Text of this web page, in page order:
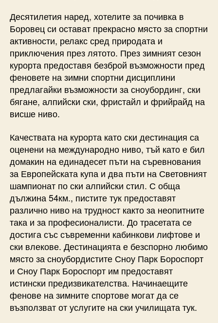
Десятилетия наред, хотелите за почивка в
Боровец си остават прекрасно място за спортни
активности, релакс сред природата и
приключения през лятото. През зимният сезон
курорта предоставя безброй възможности пред
феновете на зимни спортни дисциплини
предлагайки възможности за сноубординг, ски
бягане, алпийски ски, фристайл и фрийрайд на
висше ниво.
Качествата на курорта като ски дестинация са
оценени на международно ниво, тъй като е бил
домакин на единадесет пъти на съревнования
за Европейската купа и два пъти на Световният
шампионат по ски алпийски стил. С обща
дължина 54км., пистите тук предоставят
различно ниво на трудност както за неопитните
така и за професионалисти. До трасетата се
достига със съвременни кабинкови лифтове и
ски влекове. Дестинацията е безспорно любимо
място за сноубордистите Сноу Парк Бороспорт
и Сноу Парк Бороспорт им предоставят
истински предизвикателства. Начинаещите
фенове на зимните спортове могат да се
възползват от услугите на ски училищата тук.